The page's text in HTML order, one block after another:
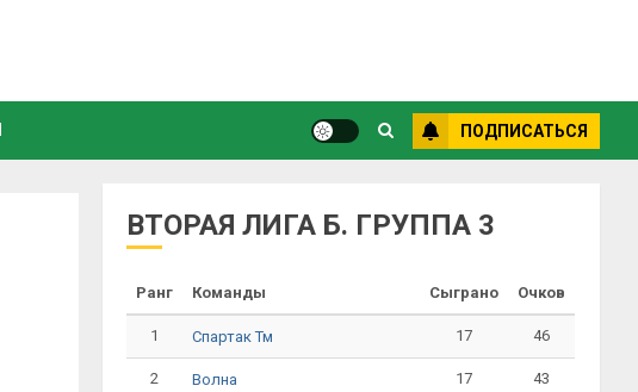
ПОДПИСАТЬСЯ
ВТОРАЯ ЛИГА Б. ГРУППА 3
Ранг Команды Сыграно Очков
1 Спартак Тм 17 46
2 Волна 17 43